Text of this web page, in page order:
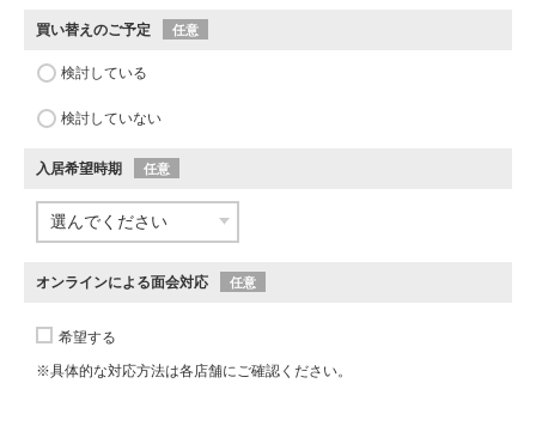
買い替えのご予定 任意
検討している
検討していない
入居希望時期 任意
オンラインによる面会対応 任意
希望する
※具体的な対応方法は各店舗にご確認ください。